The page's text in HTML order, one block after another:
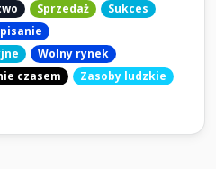
Sprzedaż
Sukces
Wolny rynek
czasem
Zasoby ludzkie